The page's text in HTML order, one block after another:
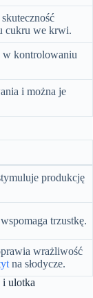
cukru we krwi.
w kontrolowaniu
i można je
produkcję
trzustkę.
wrażliwość
na słodycze.
i ulotka